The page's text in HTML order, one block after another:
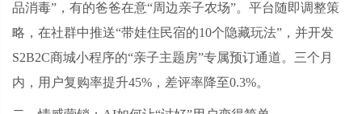
品消毒”，有的爸爸在意“周边亲子农场”。平台随即调整策
略，在社群中推送“带娃住民宿的10个隐藏玩法”，并开发
S2B2C商城小程序的“亲子主题房”专属预订通道。三个月
内，用户复购率提升45%，差评率降至0.3%。